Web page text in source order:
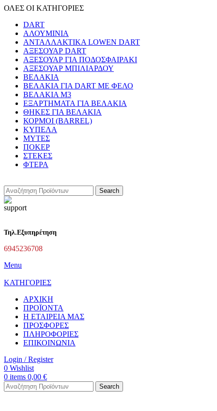
ΟΛΕΣ ΟΙ ΚΑΤΗΓΟΡΙΕΣ
DART
ΑΛΟΥΜΙΝΙΑ
ΑΝΤΑΛΛΑΚΤΙΚΑ LOWEN DART
ΑΞΕΣΟΥΑΡ DART
ΑΞΕΣΟΥΑΡ ΓΙΑ ΠΟΔΟΣΦΑΙΡΑΚΙ
ΑΞΕΣΟΥΑΡ ΜΠΙΛΙΑΡΔΟΥ
ΒΕΛΑΚΙΑ
ΒΕΛΑΚΙΑ ΓΙΑ DART ΜΕ ΦΕΛΟ
ΒΕΛΑΚΙΑ Μ3
ΕΞΑΡΤΗΜΑΤΑ ΓΙΑ ΒΕΛΑΚΙΑ
ΘΗΚΕΣ ΓΙΑ ΒΕΛΑΚΙΑ
ΚΟΡΜΟΙ (BARREL)
ΚΥΠΕΛΑ
ΜΥΤΕΣ
ΠΟΚΕΡ
ΣΤΕΚΕΣ
ΦΤΕΡΑ
Search
Τηλ.Εξυπηρέτηση
6945236708
Menu
ΚΑΤΗΓΟΡΙΕΣ
ΑΡΧΙΚΗ
ΠΡΟΪΟΝΤΑ
Η ΕΤΑΙΡΕΙΑ ΜΑΣ
ΠΡΟΣΦΟΡΕΣ
ΠΛΗΡΟΦΟΡΙΕΣ
ΕΠΙΚΟΙΝΩΝΙΑ
Login / Register
0 Wishlist
0 items 0,00 €
Search